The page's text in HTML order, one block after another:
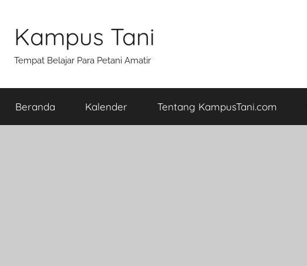
content
Kampus Tani
Tempat Belajar Para Petani Amatir
Beranda Kalender Tentang KampusTani.com